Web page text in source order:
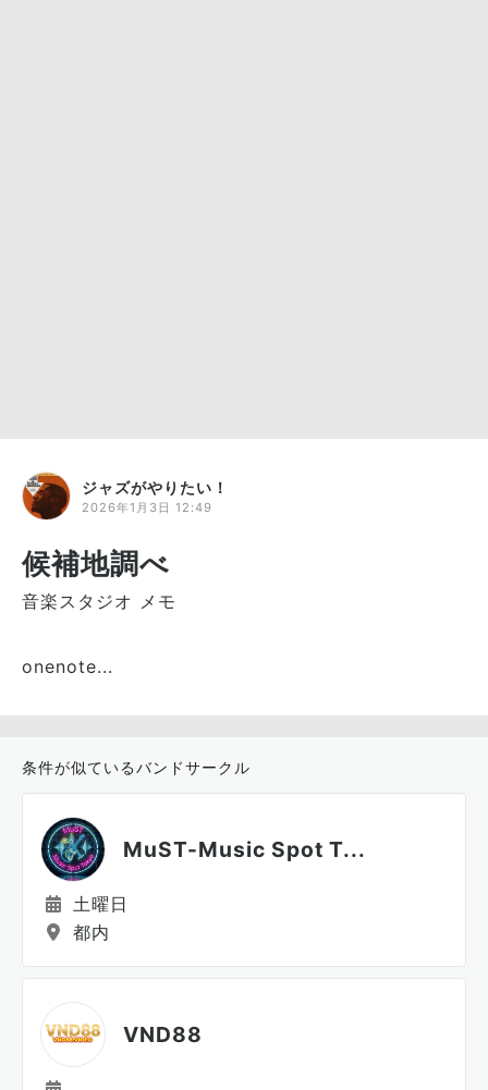
ジャズがやりたい！
2026年1月3日 12:49
候補地調べ
音楽スタジオ メモ
onenote...
条件が似ているバンドサークル
MuST-Music Spot T...
土曜日
都内
VND88